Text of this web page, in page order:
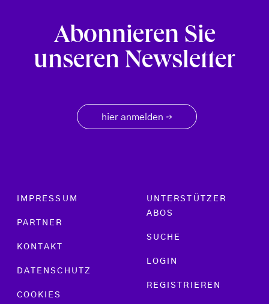
Abonnieren Sie
unseren Newsletter
hier anmelden →
Footer menu
IMPRESSUM
PARTNER
KONTAKT
DATENSCHUTZ
COOKIES
UNTERSTÜTZER
ABOS
SUCHE
LOGIN
REGISTRIEREN